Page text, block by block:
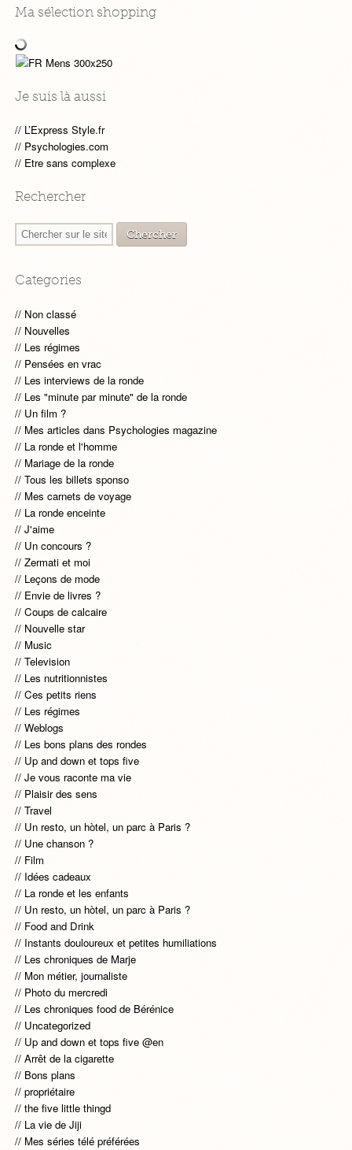
Ma sélection shopping
Je suis là aussi
L’Express Style.fr
Psychologies.com
Etre sans complexe
Rechercher
Categories
Non classé
Nouvelles
Les régimes
Pensées en vrac
Les interviews de la ronde
Les "minute par minute" de la ronde
Un film ?
Mes articles dans Psychologies magazine
La ronde et l'homme
Mariage de la ronde
Tous les billets sponso
Mes carnets de voyage
La ronde enceinte
J'aime
Un concours ?
Zermati et moi
Leçons de mode
Envie de livres ?
Coups de calcaire
Nouvelle star
Music
Television
Les nutritionnistes
Ces petits riens
Les régimes
Weblogs
Les bons plans des rondes
Up and down et tops five
Je vous raconte ma vie
Plaisir des sens
Travel
Un resto, un hòtel, un parc à Paris ?
Une chanson ?
Film
Idées cadeaux
La ronde et les enfants
Un resto, un hòtel, un parc à Paris ?
Food and Drink
Instants douloureux et petites humiliations
Les chroniques de Marje
Mon métier, journaliste
Photo du mercredi
Les chroniques food de Bérénice
Uncategorized
Up and down et tops five @en
Arrêt de la cigarette
Bons plans
propriétaire
the five little thingd
La vie de Jiji
Mes séries télé préférées